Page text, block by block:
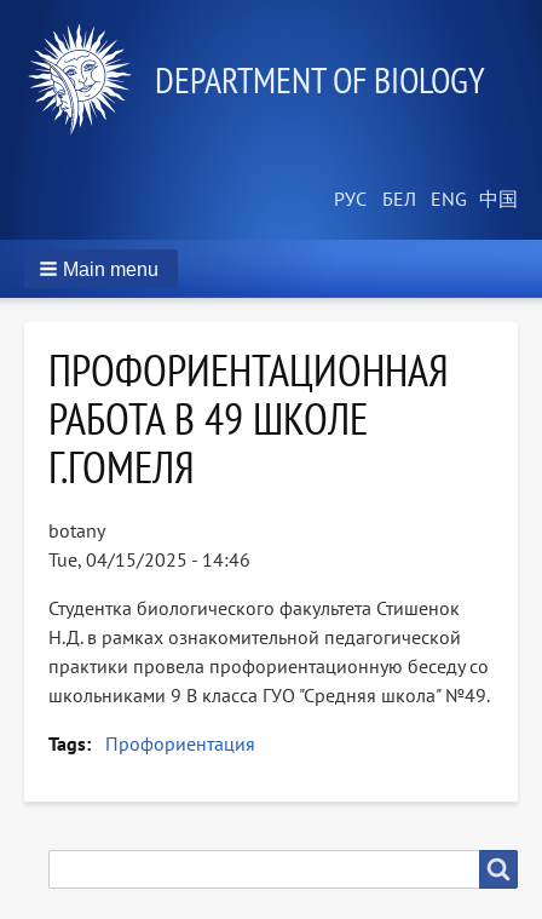
DEPARTMENT OF BIOLOGY
Main menu
ПРОФОРИЕНТАЦИОННАЯ
РАБОТА В 49 ШКОЛЕ
Г.ГОМЕЛЯ
botany
Tue, 04/15/2025 - 14:46
Студентка биологического факультета Стишенок
Н.Д. в рамках ознакомительной педагогической
практики провела профориентационную беседу со
школьниками 9 В класса ГУО "Средняя школа" №49.
Tags
Профориентация